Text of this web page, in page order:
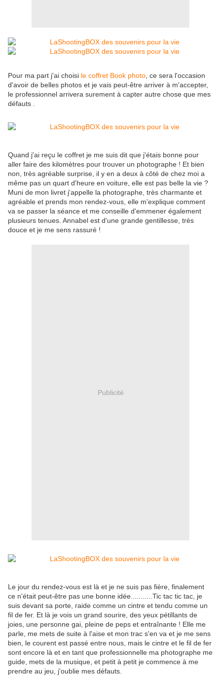
Pour ma part j'ai choisi le coffret Book photo , ce sera l'occasion
d'avoir de belles photos et je vais peut-être arriver à m'accepter,
le professionnel arrivera surement à capter autre chose que mes
défauts .
Quand j'ai reçu le coffret je me suis dit que j'étais bonne pour
aller faire des kilomètres pour trouver un photographe ! Et bien
non, très agréable surprise, il y en a deux à côté de chez moi a
même pas un quart d'heure en voiture, elle est pas belle la vie ?
Muni de mon livret j'appelle la photographe, très charmante et
agréable et prends mon rendez-vous, elle m'explique comment
va se passer la séance et me conseille d'emmener également
plusieurs tenues. Annabel est d'une grande gentillesse, très
douce et je me sens rassuré !
Publicité
Le jour du rendez-vous est là et je ne suis pas fière, finalement
ce n'était peut-être pas une bonne idée...........Tic tac tic tac, je
suis devant sa porte, raide comme un cintre et tendu comme un
fil de fer. Et là je vois un grand sourire, des yeux pétillants de
joies, une personne gai, pleine de peps et entraînante ! Elle me
parle, me mets de suite à l'aise et mon trac s'en va et je me sens
bien, le courent est passé entre nous, mais le cintre et le fil de fer
sont encore là et en tant que professionnelle ma photographe me
guide, mets de la musique, et petit à petit je commence à me
prendre au jeu, j'oublie mes défauts.